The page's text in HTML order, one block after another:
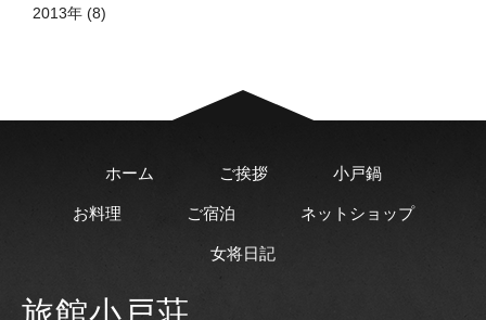
2013年 (8)
ホーム ご挨拶 小戸鍋
お料理 ご宿泊 ネットショップ
女将日記